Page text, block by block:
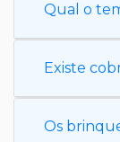
Qual o
Existe
Os